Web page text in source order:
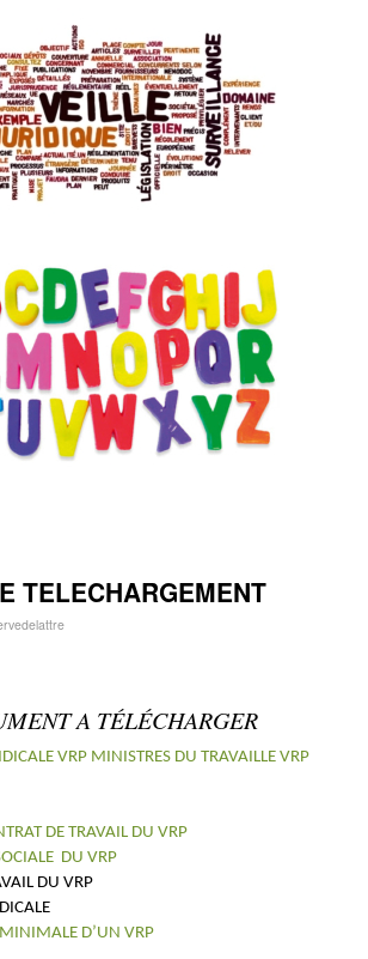
TELECHARGEMENT
A TÉLÉCHARGER
VRP MINISTRES DU TRAVAILLE VRP
DE TRAVAIL DU VRP
DU VRP
DU VRP
D’UN VRP